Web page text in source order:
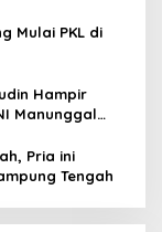
Mulai PKL di
Hampir
Manunggal
Pria ini
Tengah